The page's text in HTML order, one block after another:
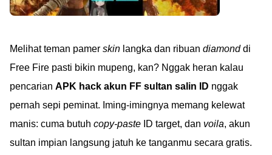
Melihat teman pamer skin langka dan ribuan diamonddi
Free Fire pasti bikin mupeng, kan? Nggak heran kalau
pencarian APK hack akun FF sultan salin ID nggak
pernah sepi peminat. Iming-imingnya memang kelewat
manis: cuma butuh copy-paste ID target, dan voila, akun
sultan impian langsung jatuh ke tanganmu secara gratis.